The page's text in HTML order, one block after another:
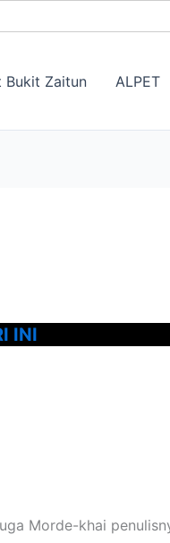
Bukit Zaitun ALPET
INI
Morde-khai